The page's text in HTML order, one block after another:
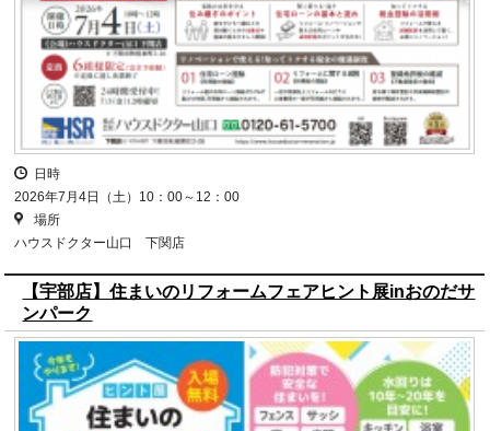
日時
2026年7月4日（土）10：00～12：00
場所
ハウスドクター山口 下関店
【宇部店】住まいのリフォームフェアヒント展inおのだサ
ンパーク